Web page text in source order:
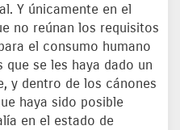
Y únicamente en el
no reúnan los requisitos
el consumo humano
se les haya dado un
y dentro de los cánones
haya sido posible
en el estado de